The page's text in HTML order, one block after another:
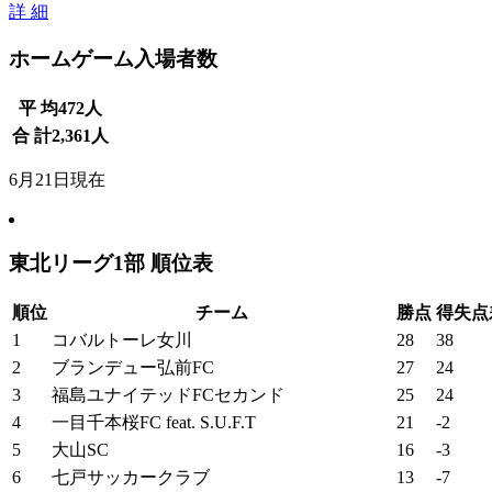
詳 細
ホームゲーム入場者数
平 均472人
合 計2,361 人
6月21日現在
東北リーグ1部 順位表
順位 チーム 勝点 得失点
1
コバルトーレ女川 28
38
2
ブランデュー弘前FC 27
24
3
福島ユナイテッドFCセカンド 25
24
4
一目千本桜FC feat. S.U.F.T 21
-2
5
大山SC 16
-3
6
七戸サッカークラブ 13 -7